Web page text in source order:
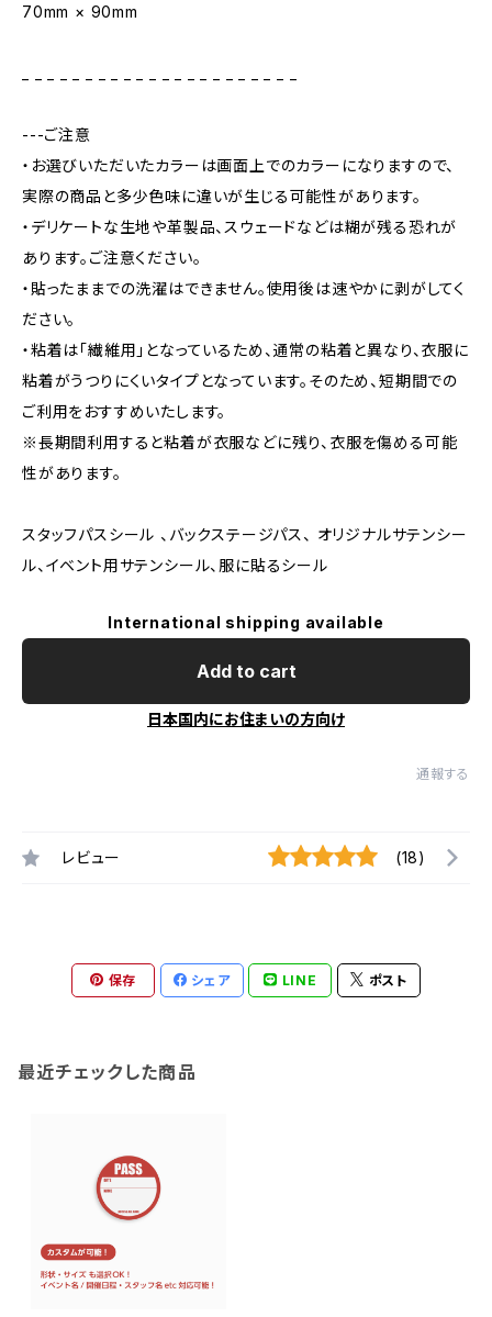
70mm × 90mm
---ご注意
・お選びいただいたカラーは画面上でのカラーになりますので、
実際の商品と多少色味に違いが生じる可能性があります。
・デリケートな生地や革製品、スウェードなどは糊が残る恐れが
あります。ご注意ください。
・貼ったままでの洗濯はできません。使用後は速やかに剥がしてく
ださい。
・粘着は「繊維用」となっているため、通常の粘着と異なり、衣服に
粘着がうつりにくいタイプとなっています。そのため、短期間での
ご利用をおすすめいたします。
※長期間利用すると粘着が衣服などに残り、衣服を傷める可能
性があります。
スタッフパスシール 、バックステージパス、 オリジナルサテンシー
ル、イベント用サテンシール、服に貼るシール
International shipping available
Add to cart
日本国内にお住まいの方向け
通報する
レビュー (18)
保存 シェア LINE ポスト
最近チェックした商品